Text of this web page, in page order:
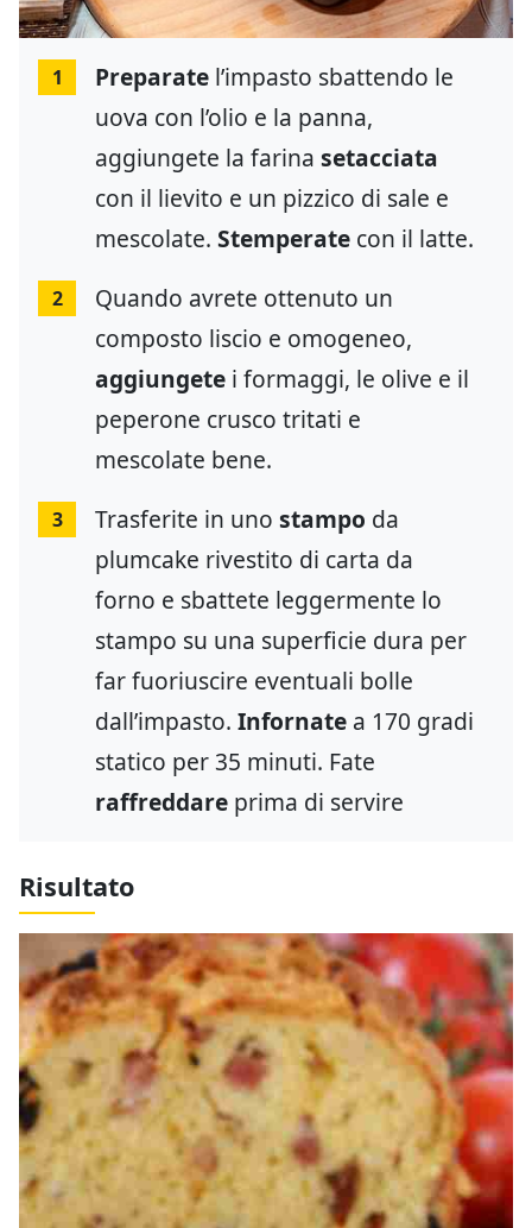
1 Preparate l’impasto sbattendo le
uova con l’olio e la panna,
aggiungete la farina setacciata
con il lievito e un pizzico di sale e
mescolate. Stemperate con il latte.
2
Quando avrete ottenuto un
composto liscio e omogeneo,
aggiungete i formaggi, le olive e il
peperone crusco tritati e
mescolate bene.
3 Trasferite in uno stampo da
plumcake rivestito di carta da
forno e sbattete leggermente lo
stampo su una superficie dura per
far fuoriuscire eventuali bolle
dall’impasto. Infornate a 170 gradi
statico per 35 minuti. Fate
raffreddare prima di servire
Risultato